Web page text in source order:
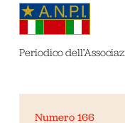
Periodico
Numero 166